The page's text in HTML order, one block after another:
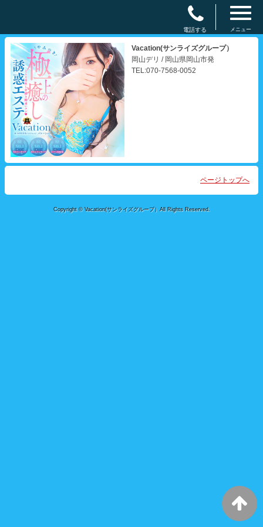
電話する メニュー
Vacation(サンライズグループ）
岡山デリ / 岡山県岡山市発
TEL:070-7568-0052
ページトップへ
Copyright © Vacation(サンライズグループ）All Rights Reserved.